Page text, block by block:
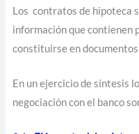
Los contratos de hipoteca
información que contienen
constituirse en
En un ejercicio de síntesis
negociación con el banco